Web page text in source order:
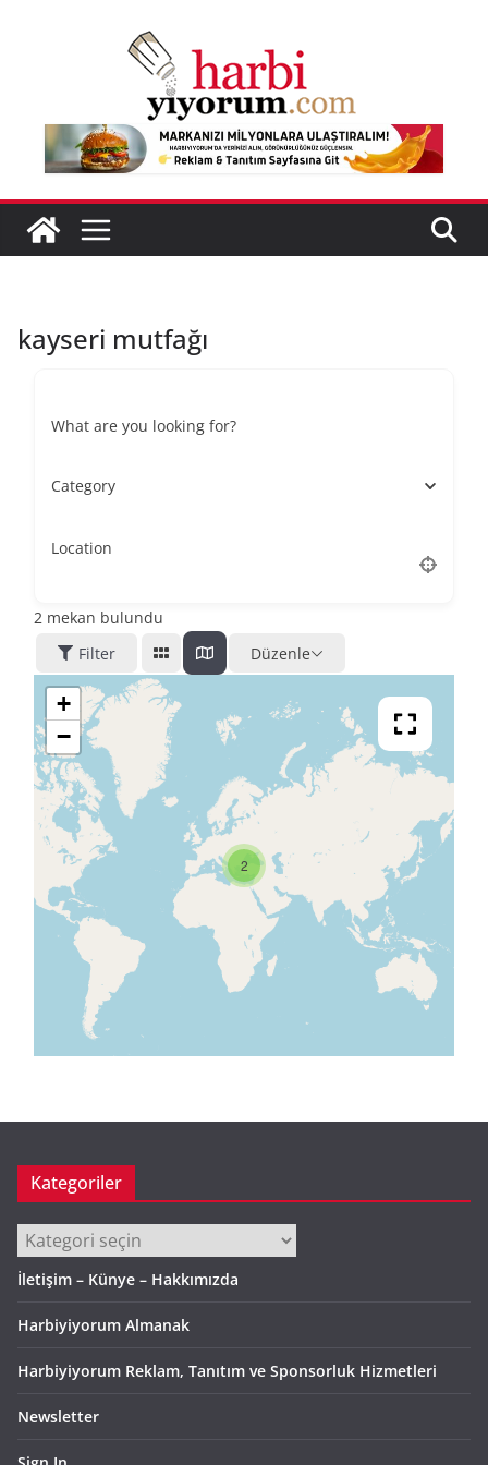
kayseri mutfağı
What are you looking for?
Category
Location
2 mekan bulundu
Filter
Düzenle
2
+
−
Kategoriler
Kategoriler
İletişim – Künye – Hakkımızda
Harbiyiyorum Almanak
Harbiyiyorum Reklam, Tanıtım ve Sponsorluk Hizmetleri
Newsletter